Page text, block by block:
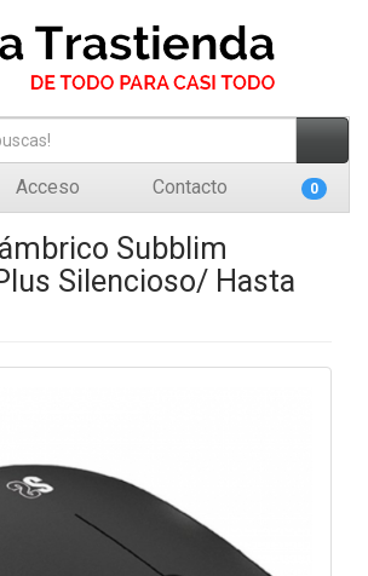
Acceso Contacto 0
Subblim
Silencioso/ Hasta